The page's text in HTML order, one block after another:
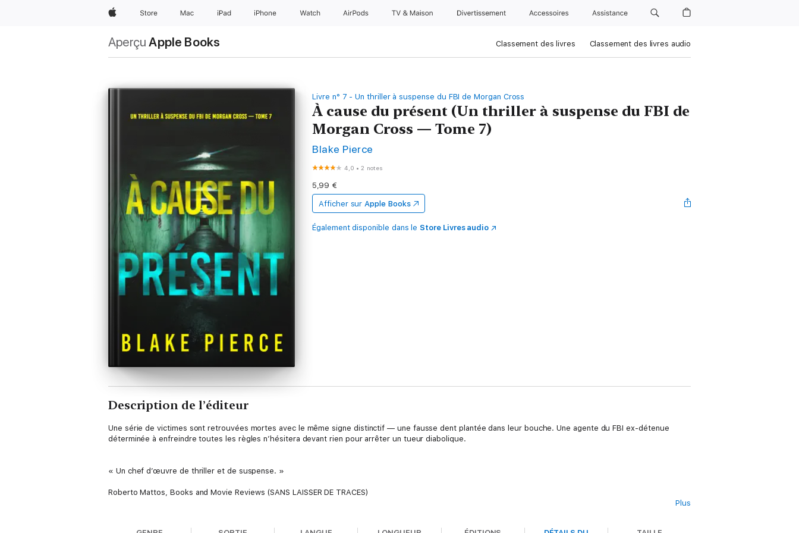
AppleStore Mac iPad iPhone Watch AirPods TV & Maison Divertissements Accessoires Assistance
Aperçu Apple Books Classement des livres Classement des livres audio
Livre n° 7 - Un thriller à suspense du FBI de Morgan Cross
À cause du présent (Un thriller à suspense du FBI de
Morgan Cross — Tome 7)
Blake Pierce
4,0 •2 notes
5,99 €
Afficher sur Apple Books
Également disponible dans leStore Livres audio
Description de l’éditeur
Une série de victimes sont retrouvées mortes avec le même signe distinctif — une fausse dent plantée dans leur bouche. Une agente du FBI ex-détenue
déterminée à enfreindre toutes les règles n’hésitera devant rien pour arrêter un tueur diabolique.
« Un chef d’œuvre de thriller et de suspense. »
Roberto Mattos, Books and Movie Reviews (SANS LAISSER DE TRACES)
Plus